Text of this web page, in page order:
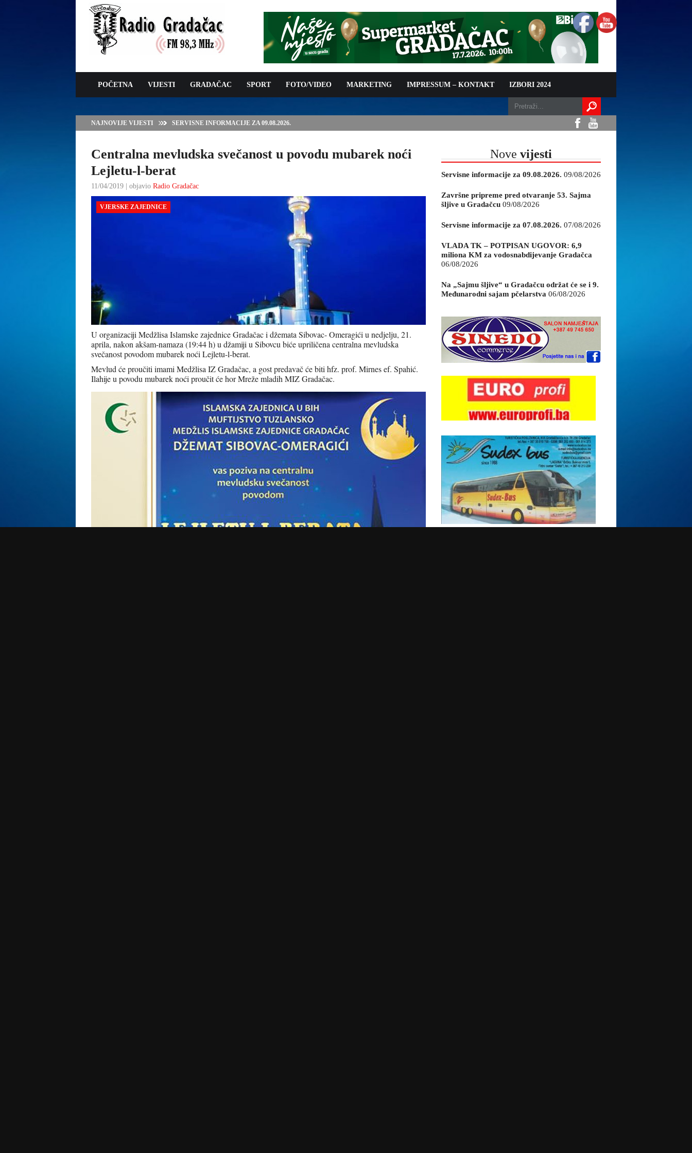
POČETNA VIJESTI GRADAČAC SPORT FOTO/VIDEO MARKETING IMPRESSUM – KONTAKT IZBORI 2024
NAJNOVIJE VIJESTI SERVISNE INFORMACIJE ZA 09.08.2026.
Centralna mevludska svečanost u povodu mubarek noći
Lejletu-l-berat
11/04/2019 | objavio Radio Gradačac
VJERSKE ZAJEDNICE
U organizaciji Medžlisa Islamske zajednice Gradačac i džemata Sibovac- Omeragići u nedjelju, 21.
aprila, nakon akšam-namaza (19:44 h) u džamiji u Sibovcu biće upriličena centralna mevludska
svečanost povodom mubarek noći Lejletu-l-berat.
Mevlud će proučiti imami Medžlisa IZ Gradačac, a gost predavač će biti hfz. prof. Mirnes ef. Spahić.
Ilahije u povodu mubarek noći proučit će hor Mreže mladih MIZ Gradačac.
Nove vijesti
Servisne informacije za 09.08.2026. 09/08/2026
Završne pripreme pred otvaranje 53. Sajma
šljive u Gradačcu 09/08/2026
Servisne informacije za 07.08.2026. 07/08/2026
VLADA TK – POTPISAN UGOVOR: 6,9
miliona KM za vodosnabdijevanje Gradačca
06/08/2026
Na „Sajmu šljive“ u Gradačcu održat će se i 9.
Međunarodni sajam pčelarstva 06/08/2026